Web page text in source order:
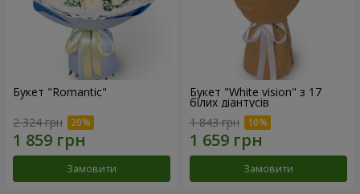
Букет "Romantic"
2 324 грн
Замовити
Букет "White vision" з 17
білих діантусів
1 843 грн
Замовити